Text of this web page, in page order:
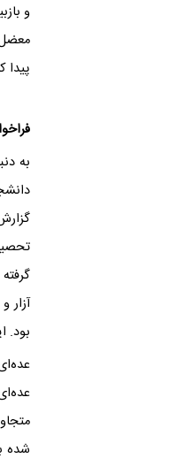
و
پیدا
به
آزار
بود.
شده